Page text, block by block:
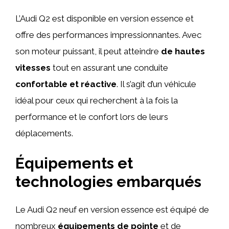
L’Audi Q2 est disponible en version essence et
offre des performances impressionnantes. Avec
son moteur puissant, il peut atteindre de hautes
vitesses tout en assurant une conduite
confortable et réactive. Il s’agit d’un véhicule
idéal pour ceux qui recherchent à la fois la
performance et le confort lors de leurs
déplacements.
Équipements et
technologies embarqués
Le Audi Q2 neuf en version essence est équipé de
nombreux équipements de pointe et de